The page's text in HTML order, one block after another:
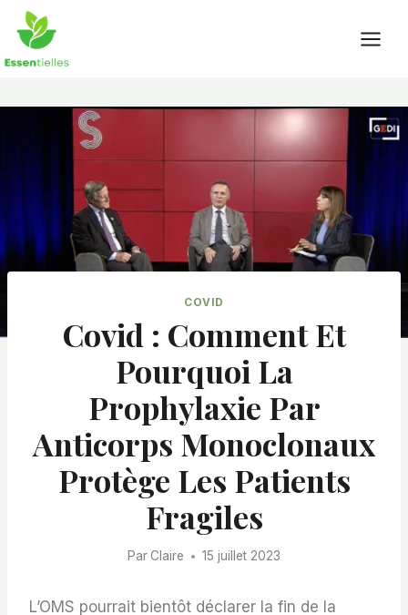
Skip
content
COVID
Covid : Comment Et
Pourquoi La
Prophylaxie Par
Anticorps Monoclonaux
Protège Les Patients
Fragiles
Par Claire 15 juillet 2023
L’OMS pourrait bientôt déclarer la fin de la